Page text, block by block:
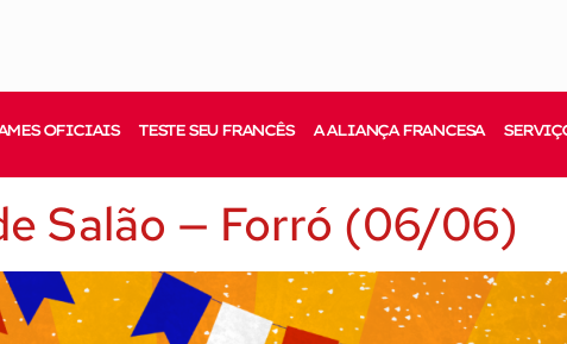
OFICIAIS TESTE SEU FRANCÊS A ALIANÇA FRANCESA
Salão — Forró (06/06)